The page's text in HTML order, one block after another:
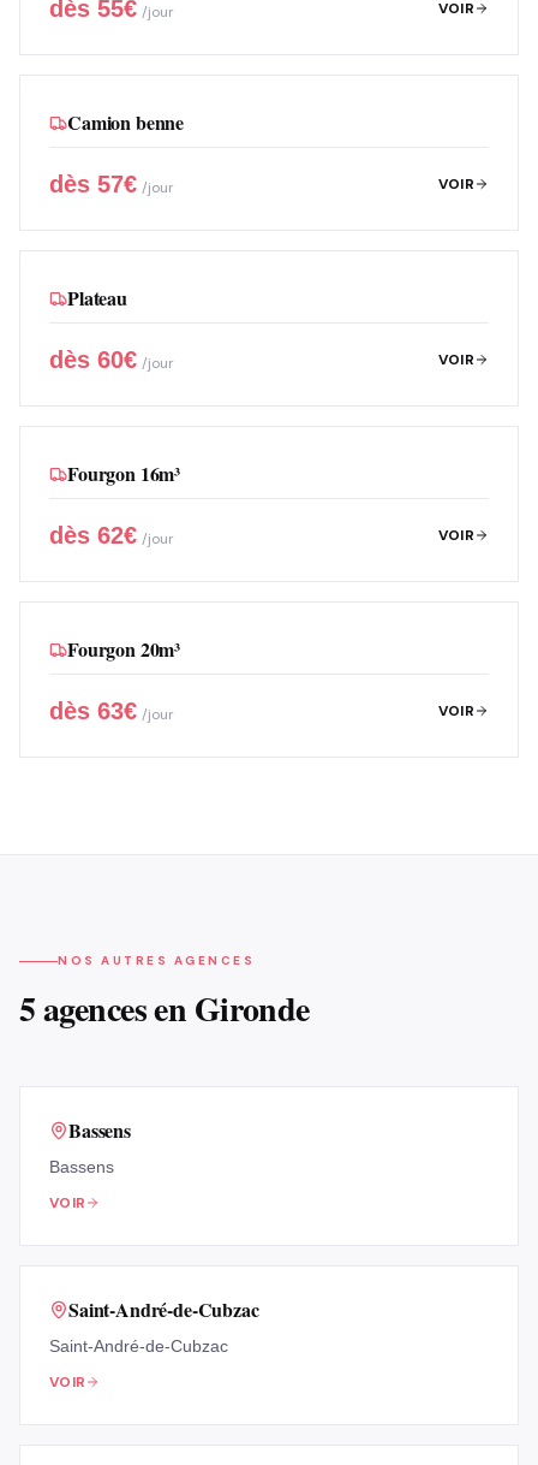
dès 55€ /jour VOIR
Camion benne
dès 57€ /jour VOIR
Plateau
dès 60€ /jour VOIR
Fourgon 16m³
dès 62€ /jour VOIR
Fourgon 20m³
dès 63€ /jour VOIR
NOS AUTRES AGENCES
5 agences en Gironde
Bassens
Bassens
VOIR
Saint-André-de-Cubzac
Saint-André-de-Cubzac
VOIR